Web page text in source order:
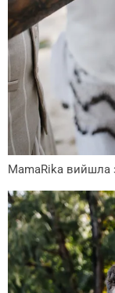
MamaRika вийшла